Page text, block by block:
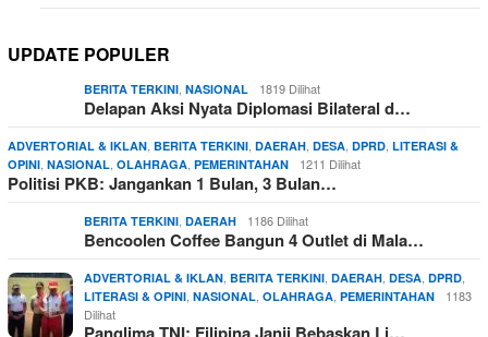
UPDATE POPULER
BERITA TERKINI NASIONAL 1819 Dilihat
Delapan Aksi Nyata Diplomasi Bilateral d…
ADVERTORIAL & IKLAN BERITA TERKINI DAERAH DESA DPRD LITERASI &
OPINI NASIONAL OLAHRAGA PEMERINTAHAN 1211 Dilihat
Politisi PKB: Jangankan 1 Bulan, 3 Bulan…
BERITA TERKINI DAERAH 1186 Dilihat
Bencoolen Coffee Bangun 4 Outlet di Mala…
ADVERTORIAL & IKLAN BERITA TERKINI DAERAH DESA DPRD
LITERASI & OPINI NASIONAL OLAHRAGA PEMERINTAHAN
1183
Dilihat